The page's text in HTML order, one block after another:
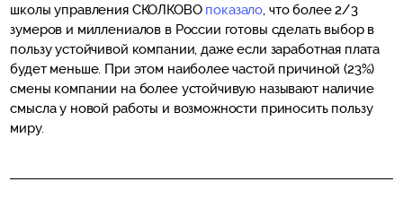
школы управления СКОЛКОВО показало , что более 2/3
зумеров и миллениалов в России готовы сделать выбор в
пользу устойчивой компании, даже если заработная плата
будет меньше. При этом наиболее частой причиной (23%)
смены компании на более устойчивую называют наличие
смысла у новой работы и возможности приносить пользу
миру.